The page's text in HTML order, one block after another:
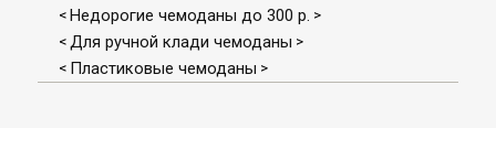
< Недорогие чемоданы до 300 р. >
< Для ручной клади чемоданы >
< Пластиковые чемоданы >